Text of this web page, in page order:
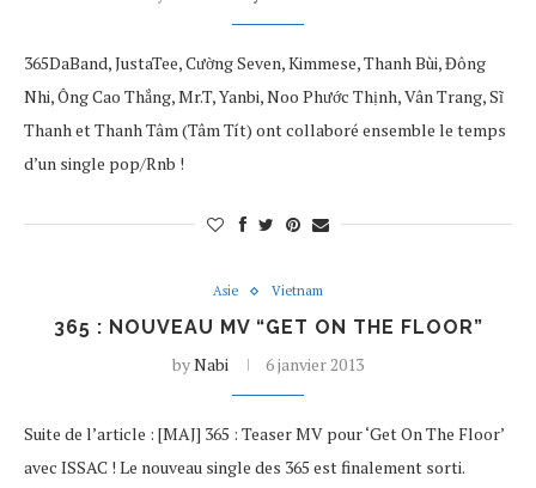
365DaBand, JustaTee, Cường Seven, Kimmese, Thanh Bùi, Đông
Nhi, Ông Cao Thắng, Mr.T, Yanbi, Noo Phước Thịnh, Vân Trang, Sĩ
Thanh et Thanh Tâm (Tâm Tít) ont collaboré ensemble le temps
d’un single pop/Rnb !
Asie Vietnam
365 : NOUVEAU MV “GET ON THE FLOOR”
byNabi 6 janvier 2013
Suite de l’article : [MAJ] 365 : Teaser MV pour ‘Get On The Floor’
avec ISSAC ! Le nouveau single des 365 est finalement sorti.